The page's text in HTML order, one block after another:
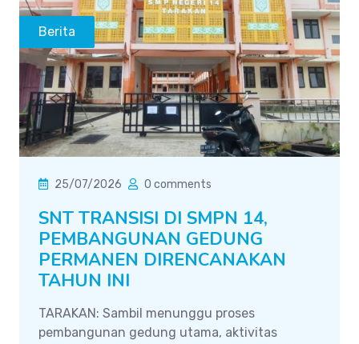
Berita
25/07/2026 0 comments
SNT TRANSISI DI SMPN 14,
PEMBANGUNAN GEDUNG
PERMANEN DIRENCANAKAN
TAHUN INI
TARAKAN: Sambil menunggu proses
pembangunan gedung utama, aktivitas